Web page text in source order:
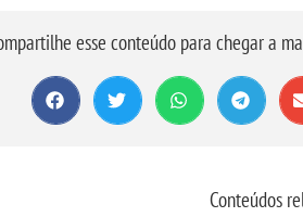
esse conteúdo para chegar a
Conteúdos